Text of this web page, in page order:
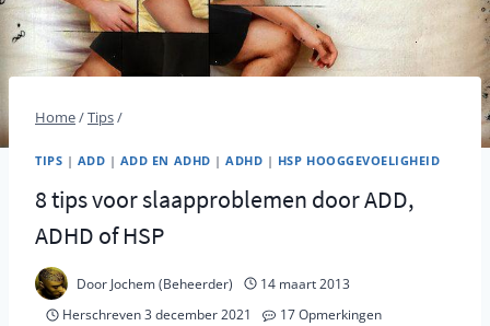
Home/Tips/
TIPS | ADD | ADD EN ADHD |ADHD | HSP HOOGGEVOELIGHEID
8 tips voor slaapproblemen door ADD,
ADHD of HSP
Door Jochem (Beheerder)
14 maart 2013
Herschreven3 december 2021 17 Opmerkingen